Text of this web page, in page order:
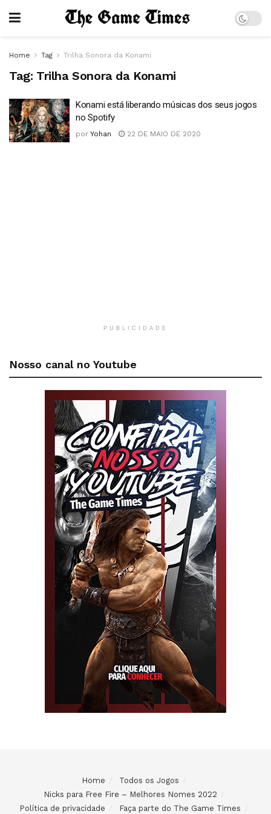
Home Tag Trilha Sonora da Konami
Tag: Trilha Sonora da Konami
Konami está liberando músicas dos seus jogos
no Spotify
por Yohan 22 DE MAIO DE 2020
PUBLICIDADE
Nosso canal no Youtube
Home
Todos os Jogos
Nicks para Free Fire – Melhores Nomes 2022
Política de privacidade
Faça parte do The Game Times